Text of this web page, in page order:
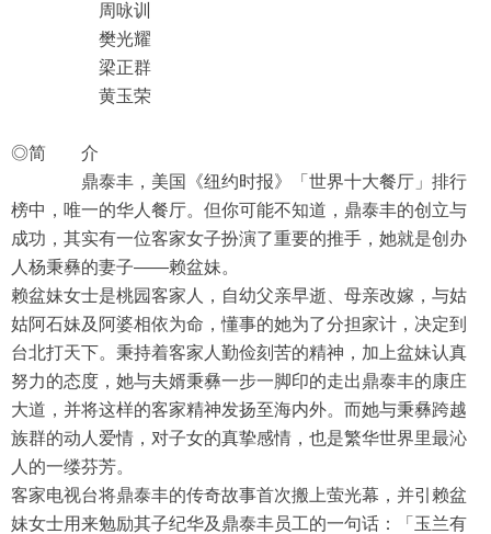
周咏训
樊光耀
梁正群
黄玉荣
◎简 介
鼎泰丰，美国《纽约时报》「世界十大餐厅」排行
榜中，唯一的华人餐厅。但你可能不知道，鼎泰丰的创立与
成功，其实有一位客家女子扮演了重要的推手，她就是创办
人杨秉彝的妻子——赖盆妹。
赖盆妹女士是桃园客家人，自幼父亲早逝、母亲改嫁，与姑
姑阿石妹及阿婆相依为命，懂事的她为了分担家计，决定到
台北打天下。秉持着客家人勤俭刻苦的精神，加上盆妹认真
努力的态度，她与夫婿秉彝一步一脚印的走出鼎泰丰的康庄
大道，并将这样的客家精神发扬至海内外。而她与秉彝跨越
族群的动人爱情，对子女的真挚感情，也是繁华世界里最沁
人的一缕芬芳。
客家电视台将鼎泰丰的传奇故事首次搬上萤光幕，并引赖盆
妹女士用来勉励其子纪华及鼎泰丰员工的一句话：「玉兰有